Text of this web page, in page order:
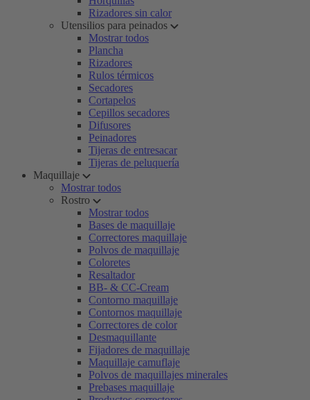
Rizadores sin calor
Utensilios para peinados
Mostrar todos
Plancha
Rizadores
Rulos térmicos
Secadores
Cortapelos
Cepillos secadores
Difusores
Peinadores
Tijeras de entresacar
Tijeras de peluquería
Maquillaje
Mostrar todos
Rostro
Mostrar todos
Bases de maquillaje
Correctores maquillaje
Polvos de maquillaje
Coloretes
Resaltador
BB- & CC-Cream
Contorno maquillaje
Contornos maquillaje
Correctores de color
Desmaquillante
Fijadores de maquillaje
Maquillaje camuflaje
Polvos de maquillajes minerales
Prebases maquillaje